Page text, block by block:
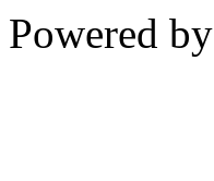
Powered by